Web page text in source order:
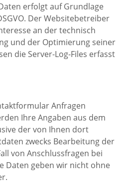
erfolgt auf Grundlage
Der Websitebetreiber
an der technisch
und der Optimierung seiner
die Server-Log-Files erfasst
Anfragen
Ihre Angaben aus dem
der von Ihnen dort
zwecks Bearbeitung der
von Anschlussfragen bei
Daten geben wir nicht ohne